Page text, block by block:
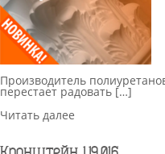
Производитель
перестает радовать […]
Читать далее